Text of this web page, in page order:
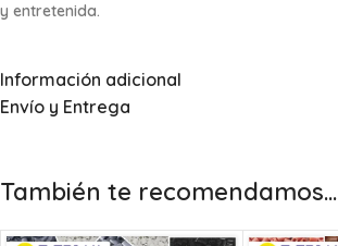
y entretenida.
Información adicional
Envío y Entrega
También te recomendamos…